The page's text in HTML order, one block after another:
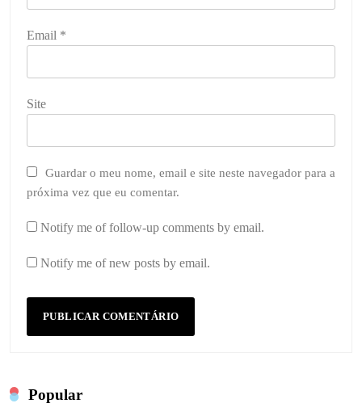
Email *
Site
Guardar o meu nome, email e site neste navegador para a
próxima vez que eu comentar.
Notify me of follow-up comments by email.
Notify me of new posts by email.
Popular